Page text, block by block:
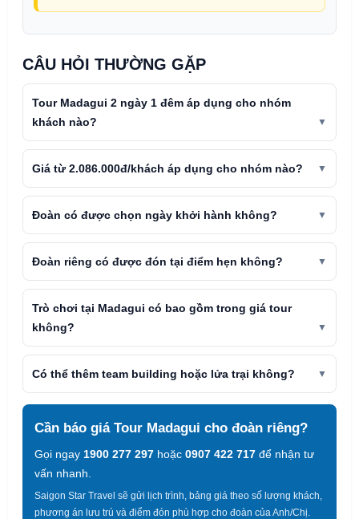
CÂU HỎI THƯỜNG GẶP
Tour Madagui 2 ngày 1 đêm áp dụng cho nhóm
khách nào?
Giá từ 2.086.000đ/khách áp dụng cho nhóm nào?
Đoàn có được chọn ngày khởi hành không?
Đoàn riêng có được đón tại điểm hẹn không?
Trò chơi tại Madagui có bao gồm trong giá tour
không?
Có thể thêm team building hoặc lửa trại không?
Cần báo giá Tour Madagui cho đoàn riêng?
Gọi ngay 1900 277 297 hoặc 0907 422 717 để nhận tư
vấn nhanh.
Saigon Star Travel sẽ gửi lịch trình, bảng giá theo số lượng khách,
phương án lưu trú và điểm đón phù hợp cho đoàn của Anh/Chị.